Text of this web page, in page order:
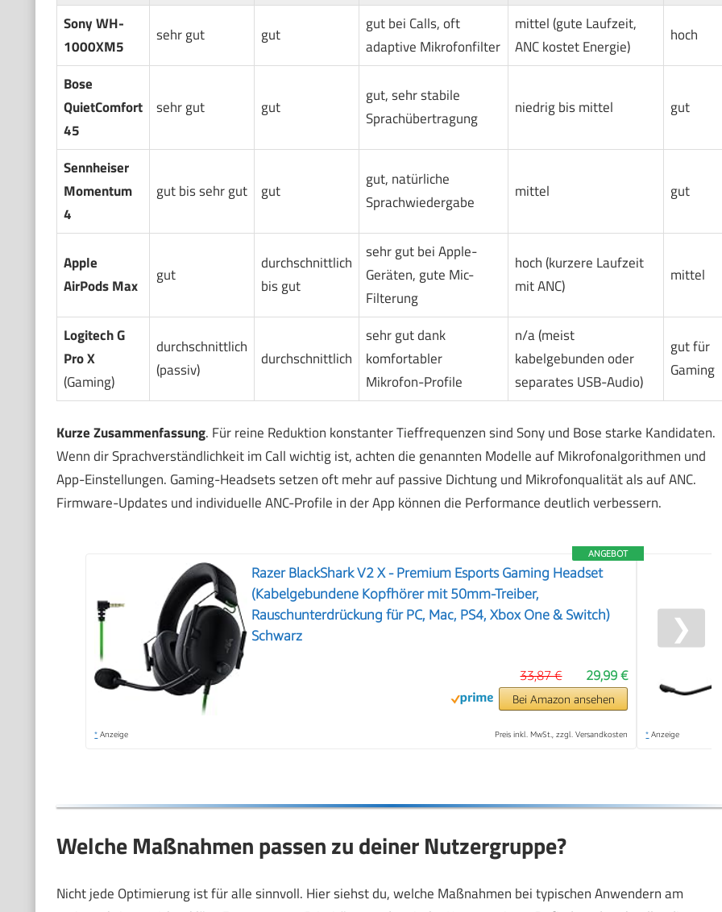
Sony WH-
1000XM5
sehr gut gut
gut bei Calls, oft
adaptive Mikrofonfilter
mittel (gute Laufzeit,
ANC kostet Energie)
hoch
Bose
QuietComfort
45
sehr gut gut
gut, sehr stabile
Sprachübertragung
niedrig bis mittel gut
Sennheiser
Momentum
4
gut bis sehr gut gut
gut, natürliche
Sprachwiedergabe
mittel gut
Apple
AirPods Max
gut
durchschnittlich
bis gut
sehr gut bei Apple-
Geräten, gute Mic-
Filterung
hoch (kurzere Laufzeit
mit ANC)
mittel
Logitech G
Pro X
(Gaming)
durchschnittlich
(passiv)
durchschnittlich
sehr gut dank
komfortabler
Mikrofon-Profile
n/a (meist
kabelgebunden oder
separates USB-Audio)
gut für
Gaming
Kurze Zusammenfassung. Für reine Reduktion konstanter Tieffrequenzen sind Sony und Bose starke Kandidaten.
Wenn dir Sprachverständlichkeit im Call wichtig ist, achten die genannten Modelle auf Mikrofonalgorithmen und
App-Einstellungen. Gaming-Headsets setzen oft mehr auf passive Dichtung und Mikrofonqualität als auf ANC.
Firmware-Updates und individuelle ANC-Profile in der App können die Performance deutlich verbessern.
ANGEBOT
Razer BlackShark V2 X - Premium Esports Gaming Headset
(Kabelgebundene Kopfhörer mit 50mm-Treiber,
Rauschunterdrückung für PC, Mac, PS4, Xbox One & Switch)
Schwarz
29,99 €
33,87 €
Bei Amazon ansehen
* Anzeige Preis inkl. MwSt., zzgl. Versandkosten * Anzeige
❯
Welche Maßnahmen passen zu deiner Nutzergruppe?
Nicht jede Optimierung ist für alle sinnvoll. Hier siehst du, welche Maßnahmen bei typischen Anwendern am